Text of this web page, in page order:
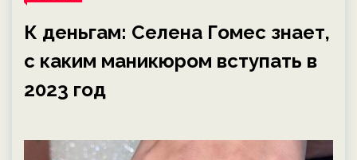
К деньгам: Селена Гомес знает,
с каким маникюром вступать в
2023 год